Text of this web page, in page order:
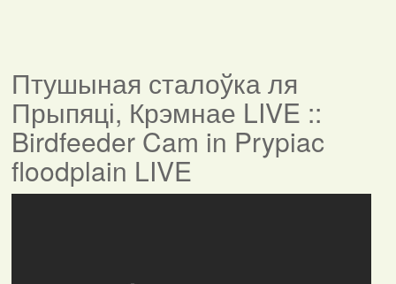
Птушыная сталоўка ля
Прыпяці, Крэмнае LIVE ::
Birdfeeder Cam in Prypiac
floodplain LIVE